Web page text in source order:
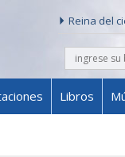
Reina del
buscar
Libros